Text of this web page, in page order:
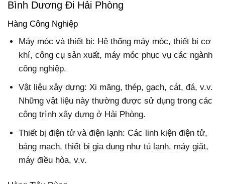
Bình Dương Đi Hải Phòng
Hàng Công Nghiệp
Máy móc và thiết bị: Hệ thống máy móc, thiết bị cơ
khí, công cụ sản xuất, máy móc phục vụ các ngành
công nghiệp.
Vật liệu xây dựng: Xi măng, thép, gạch, cát, đá, v.v.
Những vật liệu này thường được sử dụng trong các
công trình xây dựng ở Hải Phòng.
Thiết bị điện tử và điện lạnh: Các linh kiện điện tử,
bảng mạch, thiết bị gia dụng như tủ lạnh, máy giặt,
máy điều hòa, v.v.